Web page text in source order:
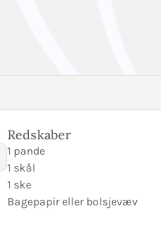
Redskaber
1 pande
1 skål
1 ske
Bagepapir eller bolsjevæv